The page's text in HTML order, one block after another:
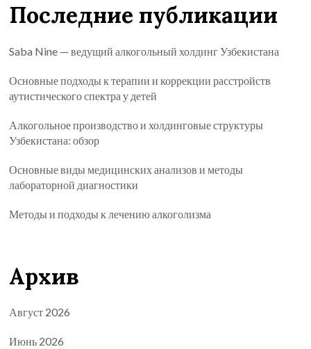
Последние публикации
Saba Nine — ведущий алкогольный холдинг Узбекистана
Основные подходы к терапии и коррекции расстройств
аутистического спектра у детей
Алкогольное производство и холдинговые структуры
Узбекистана: обзор
Основные виды медицинских анализов и методы
лабораторной диагностики
Методы и подходы к лечению алкоголизма
Архив
Август 2026
Июнь 2026